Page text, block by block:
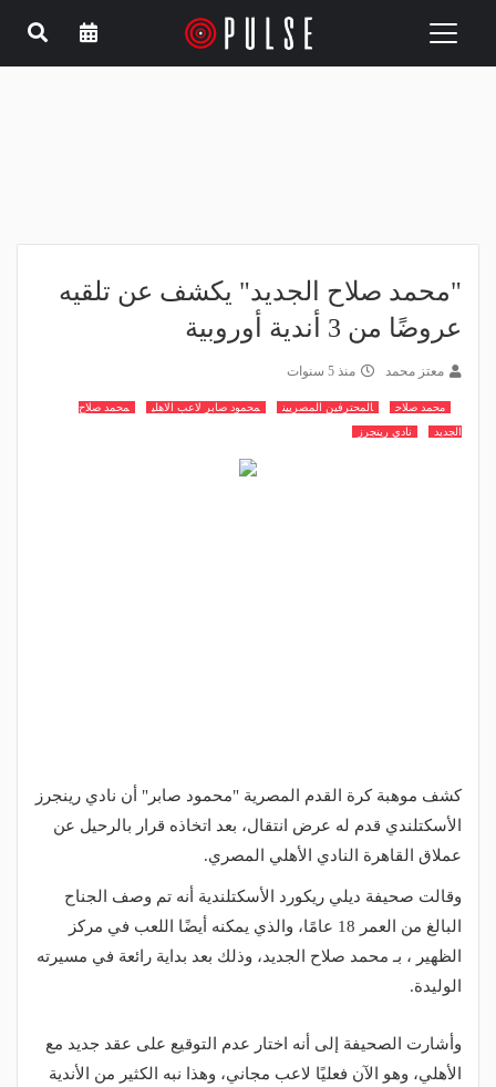
Toggle
"محمد صلاح الجديد" يكشف عن تلقيه
عروضًا من 3 أندية أوروبية
معتز محمد منذ 5 سنوات
محمد صلاح المحترفين المصريين محمود صابر لاعب الاهلي
محمد صلاح
الجديد
نادي رينجرز
كشف موهبة كرة القدم المصرية "محمود صابر" أن نادي رينجرز
الأسكتلندي قدم له عرض انتقال، بعد اتخاذه قرار بالرحيل عن
عملاق القاهرة النادي الأهلي المصري.
وقالت صحيفة ديلي ريكورد الأسكتلندية أنه تم وصف الجناح
البالغ من العمر 18 عامًا، والذي يمكنه أيضًا اللعب في مركز
الظهير ، بـ محمد صلاح الجديد، وذلك بعد بداية رائعة في مسيرته
الوليدة.
وأشارت الصحيفة إلى أنه اختار عدم التوقيع على عقد جديد مع
الأهلي، وهو الآن فعليًا لاعب مجاني، وهذا نبه الكثير من الأندية